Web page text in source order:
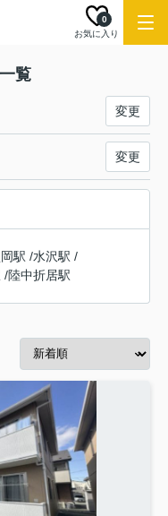
お気に入り
0
覧
変更
変更
岡駅 /水沢駅 /
/陸中折居駅